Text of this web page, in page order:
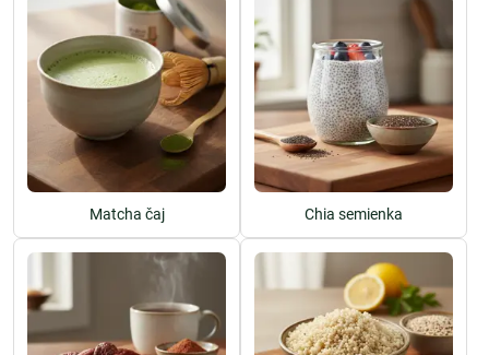
Matcha čaj Chia semienka